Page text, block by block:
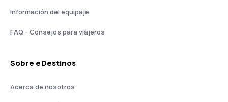
Información del equipaje
FAQ - Consejos para viajeros
Sobre eDestinos
Acerca de nosotros